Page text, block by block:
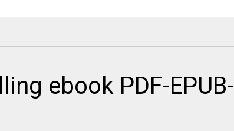
ebook PDF-EPUB-